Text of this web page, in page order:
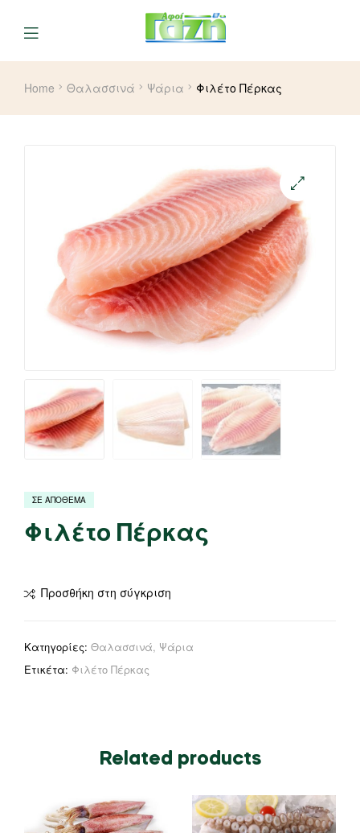
Home Θαλασσινά Ψάρια Φιλέτο Πέρκας
ΣΕ ΑΠΟΘΕΜΑ
Φιλέτο Πέρκας
Προσθήκη στη σύγκριση
Κατηγορίες: Θαλασσινά, Ψάρια
Ετικέτα: Φιλέτο Πέρκας
Related products